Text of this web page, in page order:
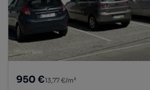
950 €13,77 €/m²